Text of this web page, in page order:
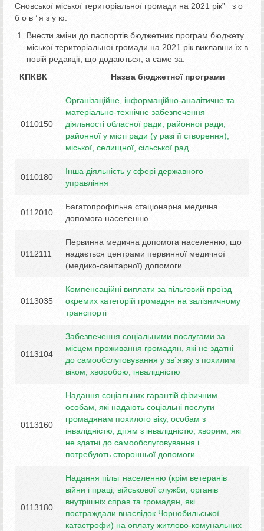
Сновської міської територіальної громади на 2021 рік” з о
б о в ’ я з у ю:
Внести зміни до паспортів бюджетних програм бюджету
міської територіальної громади на 2021 рік виклавши їх в
новій редакції, що додаються, а саме за:
КПКВК Назва бюджетної програми
0110150
Організаційне, інформаційно-аналітичне та
матеріально-технічне забезпечення
діяльності обласної ради, районної ради,
районної у місті ради (у разі її створення),
міської, селищної, сільської рад
0110180
Інша діяльність у сфері державного
управління
0112010
Багатопрофільна стаціонарна медична
допомога населенню
0112111
Первинна медична допомога населенню, що
надається центрами первинної медичної
(медико-санітарної) допомоги
0113035
Компенсаційні виплати за пільговий проїзд
окремих категорій громадян на залізничному
транспорті
0113104
Забезпечення соціальними послугами за
місцем проживання громадян, які не здатні
до самообслуговування у зв`язку з похилим
віком, хворобою, інвалідністю
0113160
Надання соціальних гарантій фізичним
особам, які надають соціальні послуги
громадянам похилого віку, особам з
інвалідністю, дітям з інвалідністю, хворим, які
не здатні до самообслуговування і
потребують сторонньої допомоги
0113180
Надання пільг населенню (крім ветеранів
війни і праці, військової служби, органів
внутрішніх справ та громадян, які
постраждали внаслідок Чорнобильської
катастрофи) на оплату житлово-комунальних